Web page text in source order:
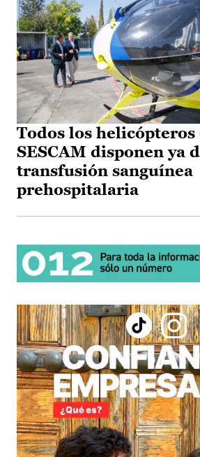
Todos los helicópteros
SESCAM disponen ya
transfusión sanguínea
prehospitalaria